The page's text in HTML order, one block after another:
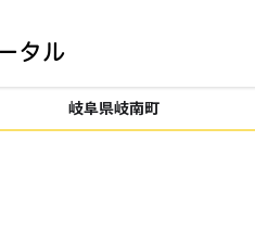
岐阜県岐南町